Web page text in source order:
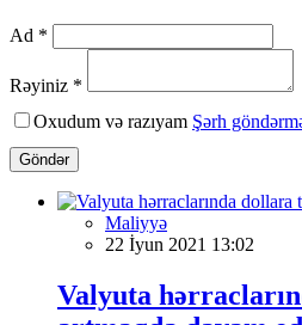
Ad *
Rəyiniz *
Oxudum və razıyam Şərh
Göndər
Maliyyə
22 İyun 2021 13:02
Valyuta